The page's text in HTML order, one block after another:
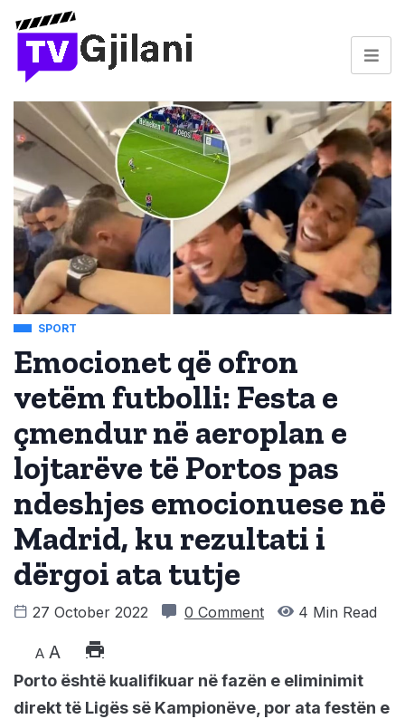
SPORT
Emocionet që ofron
vetëm futbolli: Festa e
çmendur në aeroplan e
lojtarëve të Portos pas
ndeshjes emocionuese në
Madrid, ku rezultati i
dërgoi ata tutje
27 October 2022 0 Comment 4 Min Read
A A
Porto është kualifikuar në fazën e eliminimit
direkt të Ligës së Kampionëve, por ata festën e